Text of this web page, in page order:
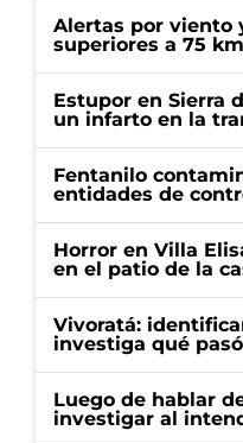
Alertas por viento
superiores a 75
Estupor en Sierra
un infarto en la
Fentanilo
entidades de
Horror en Villa
en el patio de la
Vivoratá:
investiga qué pasó
Luego de hablar
investigar al